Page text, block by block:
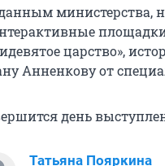
министерства,
царство»,
Анненкову от
день
Татьяна Пояркина